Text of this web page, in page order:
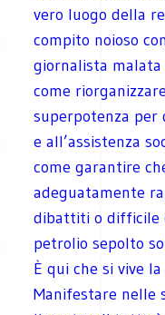
vero luogo della
compito noioso
giornalista malata
come
superpotenza
e all’assistenza
come garantire
adeguatamente
dibattiti o difficile
petrolio sepolto
È qui che si vive
Manifestare nelle